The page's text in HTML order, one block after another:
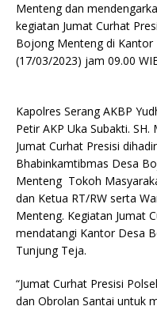
Menteng dan
kegiatan Jumat Curhat
Bojong Menteng di Kantor
(17/03/2023) jam 09.00
Kapolres Serang AKBP
Petir AKP Uka Subakti.
Jumat Curhat Presisi
Bhabinkamtibmas Desa
Menteng Tokoh
dan Ketua RT/RW serta
Menteng. Kegiatan Jumat
mendatangi Kantor Desa
Tunjung Teja.
“Jumat Curhat Presisi
dan Obrolan Santai untuk